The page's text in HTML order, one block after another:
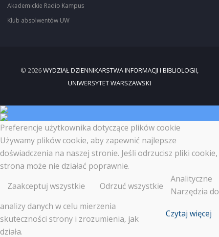
Akademickie Radio Kampus
Klub absolwentów UW
© 2026WYDZIAŁ DZIENNIKARSTWA INFORMACJI I BIBLIOLOGII,
UNIWERSYTET WARSZAWSKI
Preferencje użytkownika dotyczące plików cookie
Używamy plików cookie, aby zapewnić najlepsze
doświadczenia na naszej stronie. Jeśli odrzucisz pliki cookie,
strona może nie działać poprawnie.
Zaakceptuj wszystkie
Odrzuć wszystkie
Czytaj więcej
Analityczne
Narzędzia do
analizy danych w celu mierzenia
skuteczności strony i zrozumienia, jak
działa.